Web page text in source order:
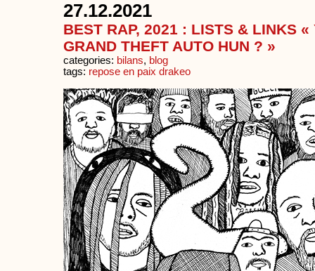
27.12.2021
BEST RAP, 2021 : LISTS & LINKS «
GRAND THEFT AUTO HUN ? »
categories: bilans, blog
tags: repose en paix drakeo